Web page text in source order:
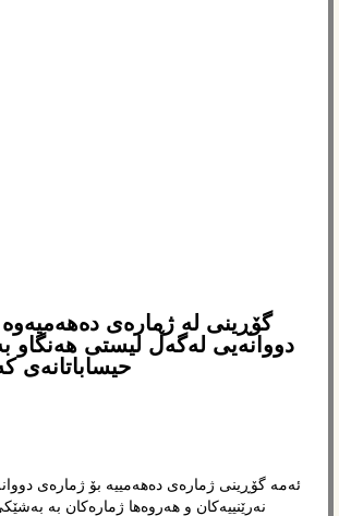
گۆڕینی لە ژمارەی
دووانەیی لەگەڵ لیستی هەنگاو
حیساباتانەی
ئەمە گۆڕینی ژمارەی دەهەمییە بۆ ژمارەی
نەرێنییەکان و هەروەها ژمارەکان بە